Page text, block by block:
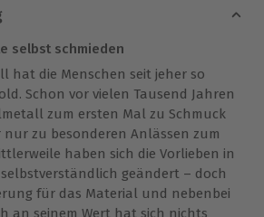
selbst schmieden
hat die Menschen seit jeher so
Schon vor vielen Tausend Jahren
zum ersten Mal zu Schmuck
nur zu besonderen Anlässen zum
haben sich die Vorlieben in
selbstverständlich geändert – doch
für das Material und nebenbei
an seinem Wert hat sich nichts